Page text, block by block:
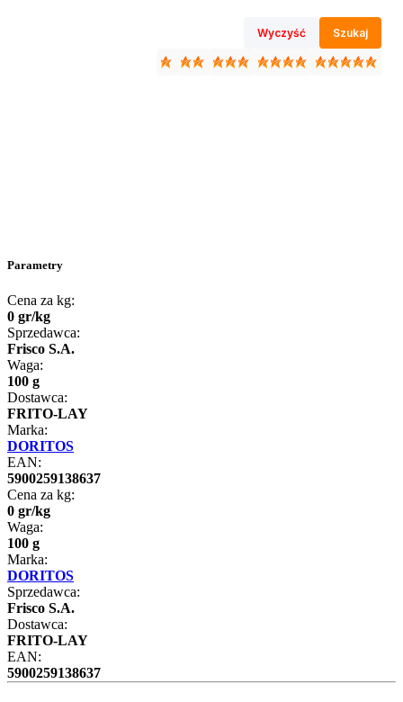
Wyczyść Szukaj
Parametry
Cena za kg:
0 gr/kg
Sprzedawca:
Frisco S.A.
Waga:
100 g
Dostawca:
FRITO-LAY
Marka:
DORITOS
EAN:
5900259138637
Cena za kg:
0 gr/kg
Waga:
100 g
Marka:
DORITOS
Sprzedawca:
Frisco S.A.
Dostawca:
FRITO-LAY
EAN:
5900259138637